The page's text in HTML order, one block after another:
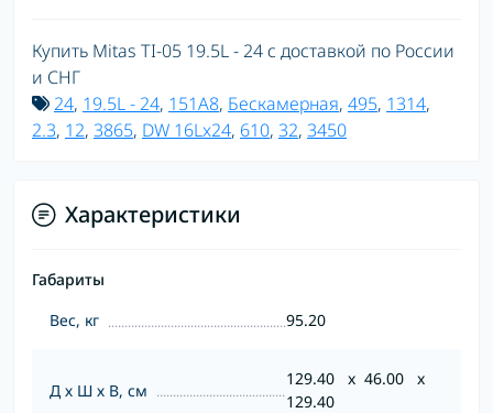
Купить Mitas TI-05 19.5L - 24 с доставкой по России
и СНГ
24, 19.5L - 24, 151A8, Бескамерная, 495, 1314,
2.3, 12, 3865, DW 16Lx24, 610, 32, 3450
Характеристики
Габариты
Вес, кг
95.20
Д х Ш х В, см
129.40 x 46.00 x
129.40